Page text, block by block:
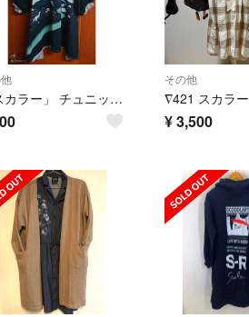
「スカラー」 チュニックワンピース
その他
¥3,500